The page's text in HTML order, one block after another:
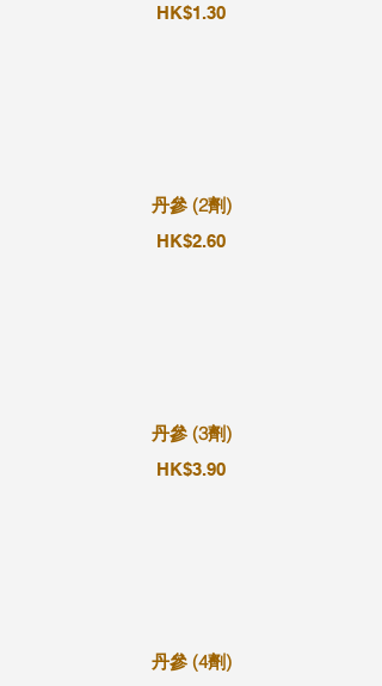
HK$1.30
丹參 (2劑)
HK$2.60
丹參 (3劑)
HK$3.90
丹參 (4劑)